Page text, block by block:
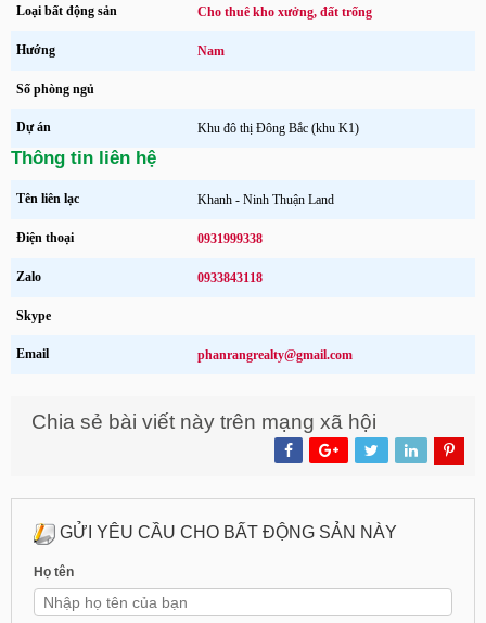
Loại bất động sản Cho thuê kho xưởng, đất trống
Hướng Nam
Số phòng ngủ
Dự án Khu đô thị Đông Bắc (khu K1)
Thông tin liên hệ
Tên liên lạc Khanh - Ninh Thuận Land
Điện thoại 0931999338
Zalo 0933843118
Skype
Email phanrangrealty@gmail.com
Chia sẻ bài viết này trên mạng xã hội
GỬI YÊU CẦU CHO BẤT ĐỘNG SẢN NÀY
Họ tên